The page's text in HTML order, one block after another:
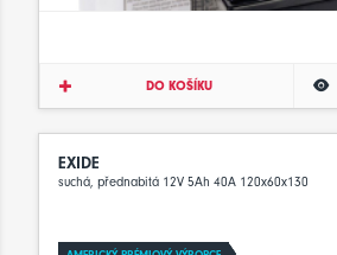
DO KOŠÍKU
EXIDE
suchá, přednabitá 12V 5Ah 40A 120x60x130